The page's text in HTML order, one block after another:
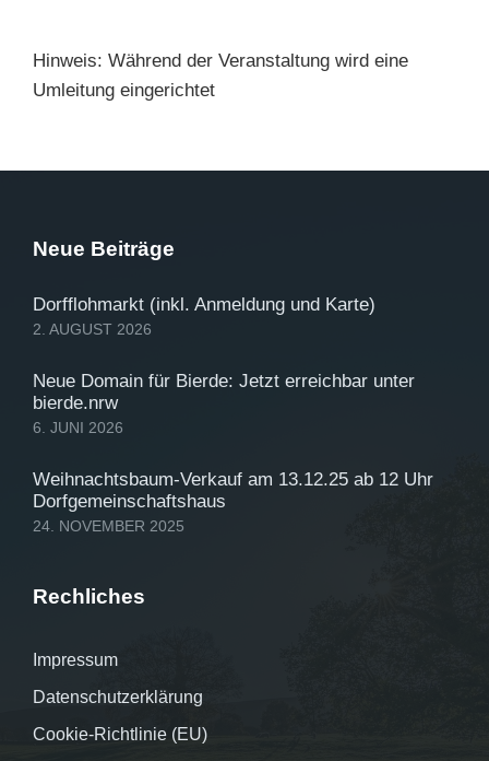
Hinweis: Während der Veranstaltung wird eine
Umleitung eingerichtet
Neue Beiträge
Dorfflohmarkt (inkl. Anmeldung und Karte)
2. AUGUST 2026
Neue Domain für Bierde: Jetzt erreichbar unter
bierde.nrw
6. JUNI 2026
Weihnachtsbaum-Verkauf am 13.12.25 ab 12 Uhr
Dorfgemeinschaftshaus
24. NOVEMBER 2025
Rechliches
Impressum
Datenschutzerklärung
Cookie-Richtlinie (EU)